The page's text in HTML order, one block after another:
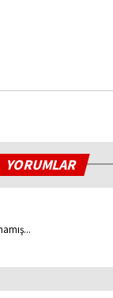
YORUMLAR